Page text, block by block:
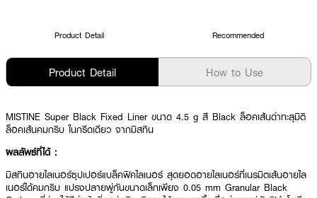
Product Detail Recommended
Product Detail How to Use
MISTINE Super Black Fixed Liner ขนาด 4.5 g สี Black ล็อคเส้นดำทะลุมิติ
ล็อคเส้นคมกริบ ในกรีดเดียว จากมิสทิน
ผลลัพธ์ที่ได้ :
มิสทินอายไลเนอร์ซุปเปอร์แบล็คฟิคไลเนอร์ สุดยอดอายไลเนอร์ที่เนรมิตเส้นอายไล
เนอร์ได้คมกริบ แปรงปลายพู่กันขนาดเล็กเพียง 0.05 mm Granular Black